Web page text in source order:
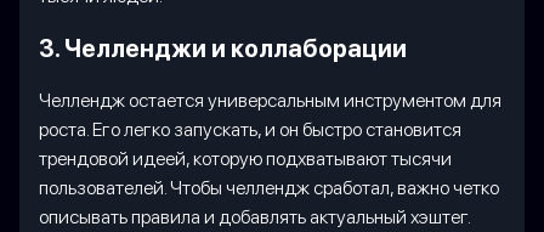
3. Челленджи и коллаборации
Челлендж остается универсальным инструментом для
роста. Его легко запускать, и он быстро становится
трендовой идеей, которую подхватывают тысячи
пользователей. Чтобы челлендж сработал, важно четко
описывать правила и добавлять актуальный хэштег.